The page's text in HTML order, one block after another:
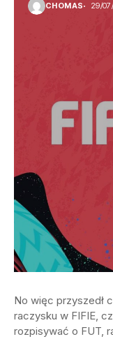
CHOMAS 29/
No więc przyszedł
raczysku w FIFIE,
rozpisywać o FUT,